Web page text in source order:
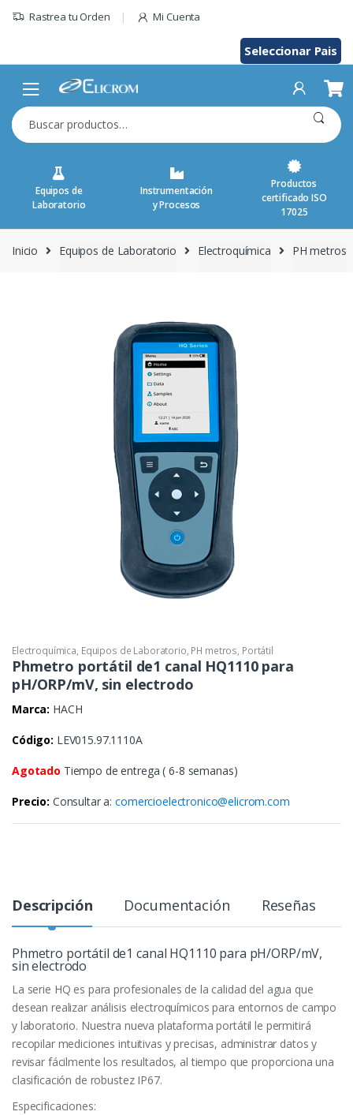
Rastrea tu Orden Mi Cuenta
Seleccionar Pais
Buscar
por:
Equipos de
Laboratorio
Instrumentación
y Procesos
Productos
certificado ISO
17025
Inicio Equipos de Laboratorio Electroquímica PH metros
Electroquímica, Equipos de Laboratorio, PH metros, Portátil
Phmetro portátil de1 canal HQ1110 para
pH/ORP/mV, sin electrodo
Marca: HACH
Código: LEV015.97.1110A
Agotado Tiempo de entrega ( 6-8 semanas)
Precio: Consultar a:comercioelectronico@elicrom.com
Descripción Documentación Reseñas
Phmetro portátil de1 canal HQ1110 para pH/ORP/mV,
sin electrodo
La serie HQ es para profesionales de la calidad del agua que
desean realizar análisis electroquímicos para entornos de campo
y laboratorio. Nuestra nueva plataforma portátil le permitirá
recopilar mediciones intuitivas y precisas, administrar datos y
revisar fácilmente los resultados, al tiempo que proporciona una
clasificación de robustez IP67.
Especificaciones: